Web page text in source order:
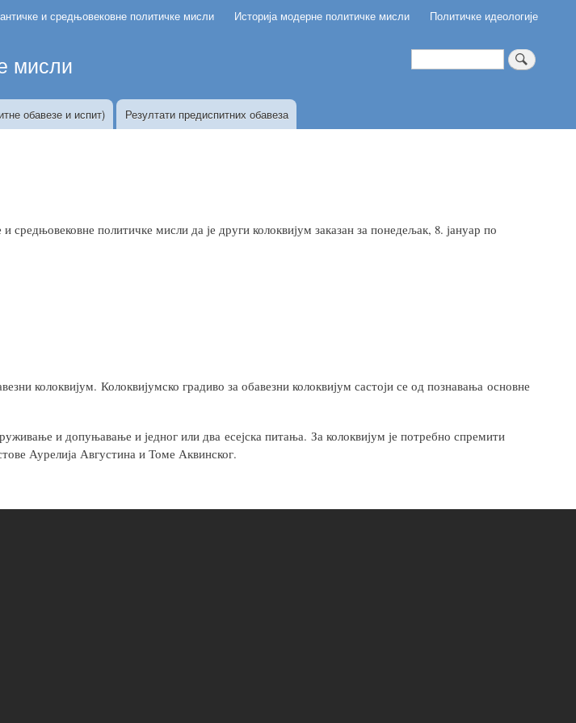
content
и средњовековне политичке мисли Историја модерне политичке мисли Политичке идеологије
мисли Претрага
обавезе и испит) Резултати предиспитних обавеза
политичке мисли да је други колоквијум заказан за понедељак, 8. јануар по
колоквијум. Колоквијумско градиво за обавезни колоквијум састоји се од познавања основне
и допуњавање и једног или два есејска питања. За колоквијум је потребно спремити
Аурелија Августина и Томе Аквинског.